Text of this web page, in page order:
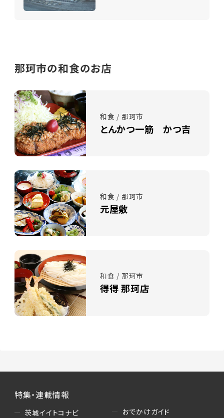
那珂市の和食のお店
和食 / 那珂市
とんかつ一筋 かつ吉
和食 / 那珂市
元屋敷
和食 / 那珂市
得得 那珂店
特集・連載情報
茨城イイトコナビ
おでかけガイド